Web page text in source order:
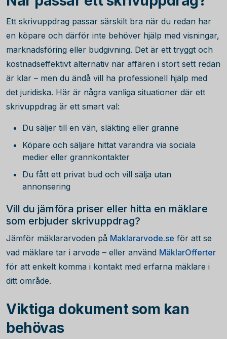
Ett skrivuppdrag passar särskilt bra när du redan har
en köpare och därför inte behöver hjälp med visningar,
marknadsföring eller budgivning. Det är ett tryggt och
kostnadseffektivt alternativ när affären i stort sett redan
är klar – men du ändå vill ha professionell hjälp med
det juridiska. Här är några vanliga situationer där ett
skrivuppdrag är ett smart val:
Du säljer till en vän, släkting eller granne
Köpare och säljare hittat varandra via sociala
medier eller grannkontakter
Du fått ett privat bud och vill sälja utan
annonsering
Vill du jämföra priser eller hitta en mäklare
som erbjuder skrivuppdrag?
Jämför mäklararvoden på Maklararvode.se för att se
vad mäklare tar i arvode – eller använd MäklarOfferter
för att enkelt komma i kontakt med erfarna mäklare i
ditt område.
Viktiga dokument som kan
behövas